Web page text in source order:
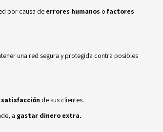
por causa de errores humanos o factores
una red segura y protegida contra posibles
satisfacción de sus clientes.
a gastar dinero extra.